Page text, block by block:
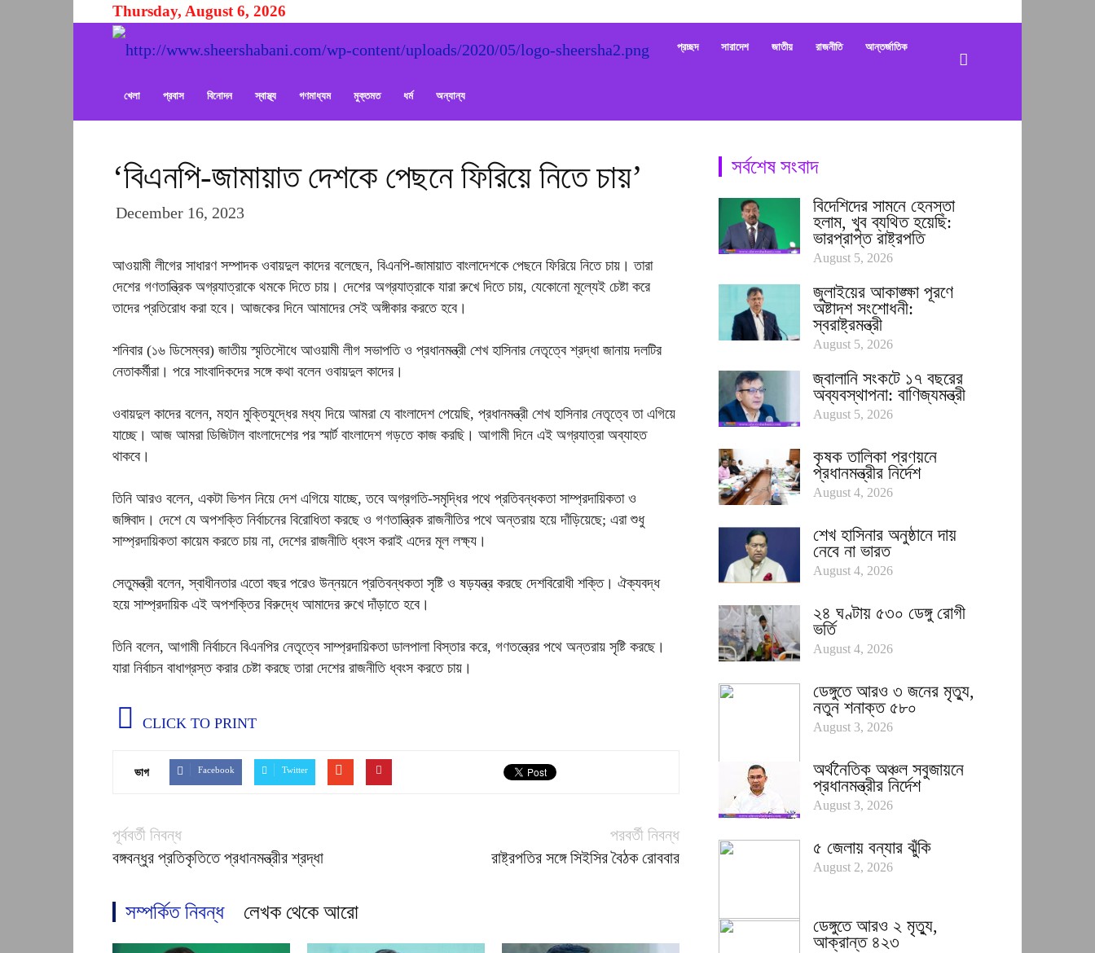
Thursday, August 6, 2026
Sheershabani
প্রচ্ছদ সারাদেশ জাতীয় রাজনীতি আন্তর্জাতিক
খেলা প্রবাস বিনোদন স্বাস্থ্য গণমাধ্যম মুক্তমত ধর্ম অন্যান্য
‘বিএনপি-জামায়াত দেশকে পেছনে ফিরিয়ে নিতে চায়’
December 16, 2023
আওয়ামী লীগের সাধারণ সম্পাদক ওবায়দুল কাদের বলেছেন, বিএনপি-জামায়াত বাংলাদেশকে পেছনে ফিরিয়ে নিতে চায়। তারা
দেশের গণতান্ত্রিক অগ্রযাত্রাকে থমকে দিতে চায়। দেশের অগ্রযাত্রাকে যারা রুখে দিতে চায়, যেকোনো মূল্যেই চেষ্টা করে
তাদের প্রতিরোধ করা হবে। আজকের দিনে আমাদের সেই অঙ্গীকার করতে হবে।
শনিবার (১৬ ডিসেম্বর) জাতীয় স্মৃতিসৌধে আওয়ামী লীগ সভাপতি ও প্রধানমন্ত্রী শেখ হাসিনার নেতৃত্বে শ্রদ্ধা জানায় দলটির
নেতাকর্মীরা। পরে সাংবাদিকদের সঙ্গে কথা বলেন ওবায়দুল কাদের।
ওবায়দুল কাদের বলেন, মহান মুক্তিযুদ্ধের মধ্য দিয়ে আমরা যে বাংলাদেশ পেয়েছি, প্রধানমন্ত্রী শেখ হাসিনার নেতৃত্বে তা এগিয়ে
যাচ্ছে। আজ আমরা ডিজিটাল বাংলাদেশের পর স্মার্ট বাংলাদেশ গড়তে কাজ করছি। আগামী দিনে এই অগ্রযাত্রা অব্যাহত
থাকবে।
তিনি আরও বলেন, একটা ভিশন নিয়ে দেশ এগিয়ে যাচ্ছে, তবে অগ্রগতি-সমৃদ্ধির পথে প্রতিবন্ধকতা সাম্প্রদায়িকতা ও
জঙ্গিবাদ। দেশে যে অপশক্তি নির্বাচনের বিরোধিতা করছে ও গণতান্ত্রিক রাজনীতির পথে অন্তরায় হয়ে দাঁড়িয়েছে; এরা শুধু
সাম্প্রদায়িকতা কায়েম করতে চায় না, দেশের রাজনীতি ধ্বংস করাই এদের মূল লক্ষ্য।
সেতুমন্ত্রী বলেন, স্বাধীনতার এতো বছর পরেও উন্নয়নে প্রতিবন্ধকতা সৃষ্টি ও ষড়যন্ত্র করছে দেশবিরোধী শক্তি। ঐক্যবদ্ধ
হয়ে সাম্প্রদায়িক এই অপশক্তির বিরুদ্ধে আমাদের রুখে দাঁড়াতে হবে।
তিনি বলেন, আগামী নির্বাচনে বিএনপির নেতৃত্বে সাম্প্রদায়িকতা ডালপালা বিস্তার করে, গণতন্ত্রের পথে অন্তরায় সৃষ্টি করছে।
যারা নির্বাচন বাধাগ্রস্ত করার চেষ্টা করছে তারা দেশের রাজনীতি ধ্বংস করতে চায়।
CLICK TO PRINT
ভাগ Facebook Twitter
পূর্ববর্তী নিবন্ধ
বঙ্গবন্ধুর প্রতিকৃতিতে প্রধানমন্ত্রীর শ্রদ্ধা
পরবর্তী নিবন্ধ
রাষ্ট্রপতির সঙ্গে সিইসির বৈঠক রোববার
সম্পর্কিত নিবন্ধ লেখক থেকে আরো
সর্বশেষ সংবাদ
বিদেশিদের সামনে হেনস্তা
হলাম, খুব ব্যথিত হয়েছি:
ভারপ্রাপ্ত রাষ্ট্রপতি
August 5, 2026
জুলাইয়ের আকাঙ্ক্ষা পূরণে
অষ্টাদশ সংশোধনী:
স্বরাষ্ট্রমন্ত্রী
August 5, 2026
জ্বালানি সংকটে ১৭ বছরের
অব্যবস্থাপনা: বাণিজ্যমন্ত্রী
August 5, 2026
কৃষক তালিকা প্রণয়নে
প্রধানমন্ত্রীর নির্দেশ
August 4, 2026
শেখ হাসিনার অনুষ্ঠানে দায়
নেবে না ভারত
August 4, 2026
২৪ ঘণ্টায় ৫৩০ ডেঙ্গু রোগী
ভর্তি
August 4, 2026
ডেঙ্গুতে আরও ৩ জনের মৃত্যু,
নতুন শনাক্ত ৫৮০
August 3, 2026
অর্থনৈতিক অঞ্চল সবুজায়নে
প্রধানমন্ত্রীর নির্দেশ
August 3, 2026
৫ জেলায় বন্যার ঝুঁকি
August 2, 2026
ডেঙ্গুতে আরও ২ মৃত্যু,
আক্রান্ত ৪২৩